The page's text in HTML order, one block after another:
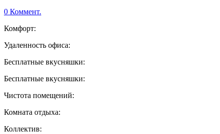
0 Коммент.
Комфорт:
Удаленность офиса:
Бесплатные вкусняшки:
Бесплатные вкусняшки:
Чистота помещений:
Комната отдыха:
Коллектив: